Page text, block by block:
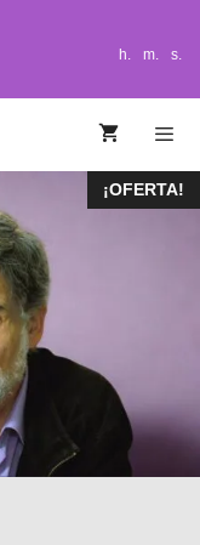
h. m. s.
¡OFERTA!